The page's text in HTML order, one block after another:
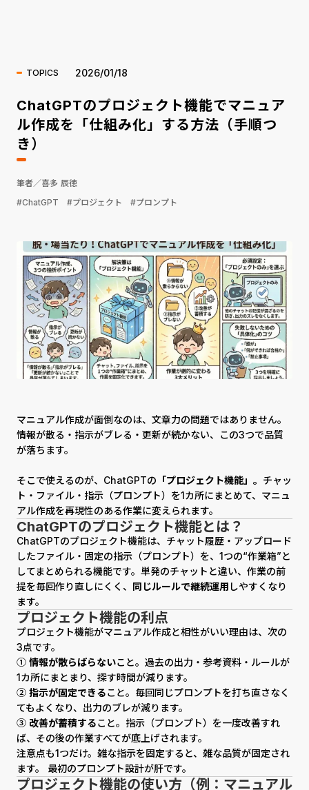
TOPICS 2026/01/18
ChatGPTのプロジェクト機能でマニュア
ル作成を「仕組み化」する方法（手順つ
き）
筆者／喜多 辰徳
#ChatGPT
#プロジェクト #プロンプト
マニュアル作成が面倒なのは、文章力の問題ではありません。
情報が散る・指示がブレる・更新が続かない、この3つで品質
が落ちます。
そこで使えるのが、ChatGPTの 「プロジェクト機能」。 チャッ
ト・ファイル・指示（プロンプト）を1カ所にまとめて、マニュ
アル作成を再現性のある作業に変えられます。
ChatGPTのプロジェクト機能とは？
ChatGPTのプロジェクト機能は、チャット履歴・アップロード
したファイル・固定の指示（プロンプト）を、1つの“作業箱”と
してまとめられる機能です。単発のチャットと違い、作業の前
提を毎回作り直しにくく、 同じルールで継続運用 しやすくなり
ます。
プロジェクト機能の利点
プロジェクト機能がマニュアル作成と相性がいい理由は、次の
3点です。
① 情報が散らばらないこと。過去の出力・参考資料・ルールが
1カ所にまとまり、探す時間が減ります。
② 指示が固定できること。毎回同じプロンプトを打ち直さなく
てもよくなり、出力のブレが減ります。
③ 改善が蓄積すること。指示（プロンプト）を一度改善すれ
ば、その後の作業すべてが底上げされます。
注意点も1つだけ。雑な指示を固定すると、雑な品質が固定され
ます。 最初のプロンプト設計が肝です。
プロジェクト機能の使い方（例：マニュアル